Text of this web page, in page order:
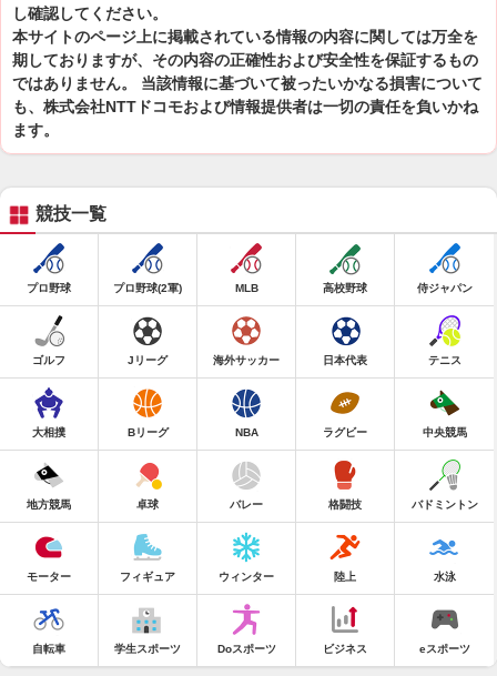
し確認してください。
本サイトのページ上に掲載されている情報の内容に関しては万全を
期しておりますが、その内容の正確性および安全性を保証するもの
ではありません。 当該情報に基づいて被ったいかなる損害について
も、株式会社NTTドコモおよび情報提供者は一切の責任を負いかね
ます。
競技一覧
プロ野球 プロ野球(2軍) MLB 高校野球 侍ジャパン
ゴルフ Jリーグ 海外サッカー 日本代表 テニス
大相撲 Bリーグ NBA ラグビー 中央競馬
地方競馬 卓球 バレー 格闘技 バドミントン
モーター フィギュア ウィンター 陸上 水泳
自転車 学生スポーツ Doスポーツ ビジネス eスポーツ